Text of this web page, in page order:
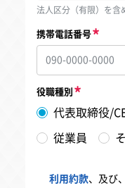
法人区分（有限）を含
携帯電話番号
役職種別
代表取締役/
従業員
利用約款、及び、